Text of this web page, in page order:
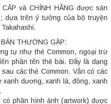
và CHÍNH HÃNG được sản
dựa trên ý tưởng của bộ truyện
THƯỜNG GẶP:
tự như thẻ Common, ngoại trừ
phần tên thẻ bài. Đây là dạng
các thẻ Common. Vẫn có các
dương, xanh lá, đồng, xanh
phần hình ảnh (artwork) được